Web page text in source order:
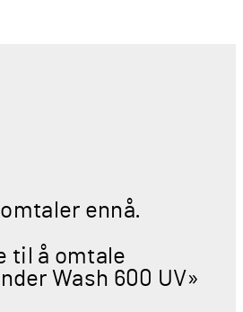
ennå.
til å omtale
Wash 600 UV»